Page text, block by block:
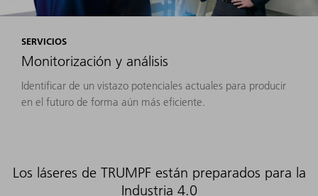
SERVICIOS
Monitorización y análisis
Identificar de un vistazo potenciales actuales para producir
en el futuro de forma aún más eficiente.
Los láseres de TRUMPF están preparados para la
Industria 4.0